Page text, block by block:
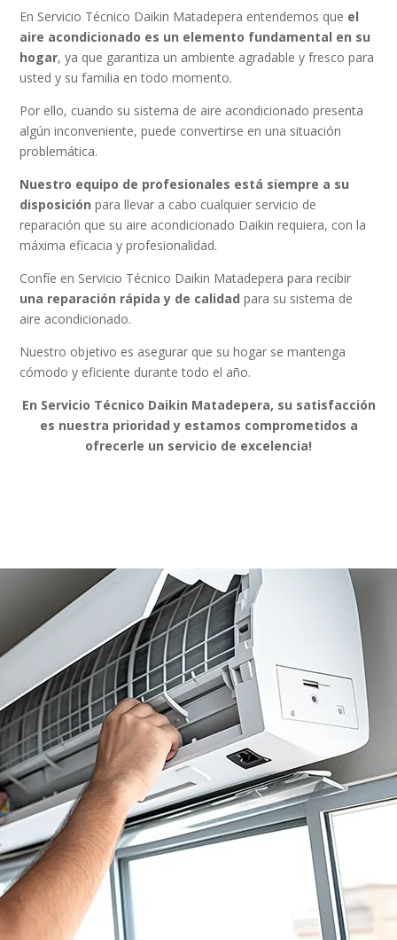
En Servicio Técnico Daikin Matadepera entendemos que el
aire acondicionado es un elemento fundamental en su
hogar, ya que garantiza un ambiente agradable y fresco para
usted y su familia en todo momento.
Por ello, cuando su sistema de aire acondicionado presenta
algún inconveniente, puede convertirse en una situación
problemática.
Nuestro equipo de profesionales está siempre a su
disposición para llevar a cabo cualquier servicio de
reparación que su aire acondicionado Daikin requiera, con la
máxima eficacia y profesionalidad.
Confíe en Servicio Técnico Daikin Matadepera para recibir
una reparación rápida y de calidad para su sistema de
aire acondicionado.
Nuestro objetivo es asegurar que su hogar se mantenga
cómodo y eficiente durante todo el año.
En Servicio Técnico Daikin Matadepera, su satisfacción
es nuestra prioridad y estamos comprometidos a
ofrecerle un servicio de excelencia!